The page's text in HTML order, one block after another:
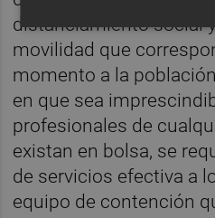
distanciamiento social
movilidad que
momento a la
en que sea
profesionales de
existan en bolsa, se
de servicios efectiva a
equipo de contención